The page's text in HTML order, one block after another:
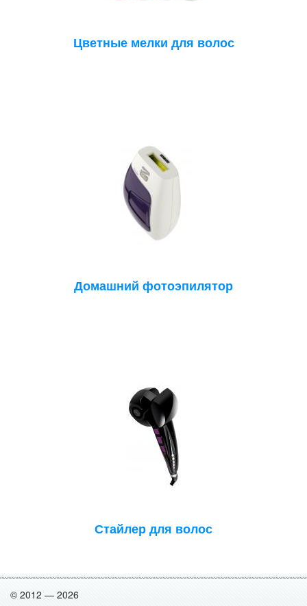
Цветные мелки для волос
Домашний фотоэпилятор
Стайлер для волос
© 2012 — 2026